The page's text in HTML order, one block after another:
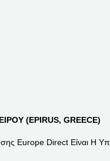
(EPIRUS, GREECE)
Europe Direct Είναι Η